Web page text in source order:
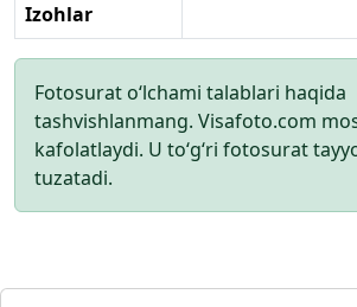
Izohlar
Fotosurat o‘lchami talablari haqida
tashvishlanmang. Visafoto.com
kafolatlaydi. U to‘g‘ri fotosurat
tuzatadi.